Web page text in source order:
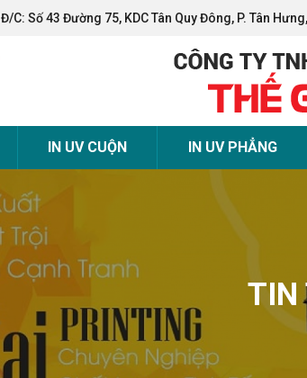
Đ/C: Số 43 Đường 75, KDC Tân Quy Đông, P. Tân
IN UV CUỘN IN UV PHẲNG
TIN